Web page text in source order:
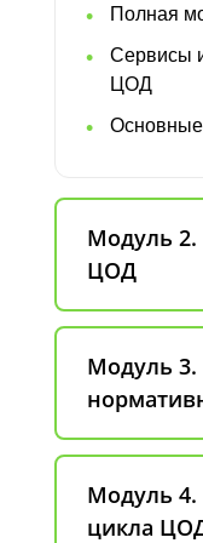
Полная
Сервисы
ЦОД
Модуль 2.
ЦОД
Модуль 3.
Модуль 4.
цикла